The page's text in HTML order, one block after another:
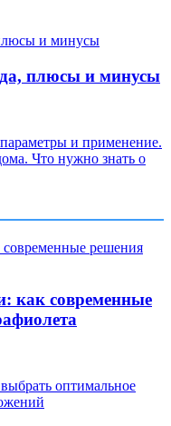
плюсы и минусы
и применение.
Что нужно знать о
как современные